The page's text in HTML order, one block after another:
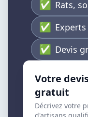
✅ Rats,
✅
✅ Devis
Votre
gratuit
Décrivez votre